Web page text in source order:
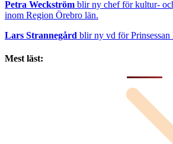
Petra Weckström blir ny chef för kultur-
inom Region Örebro län.
Lars Strannegård blir ny vd för
Mest läst: